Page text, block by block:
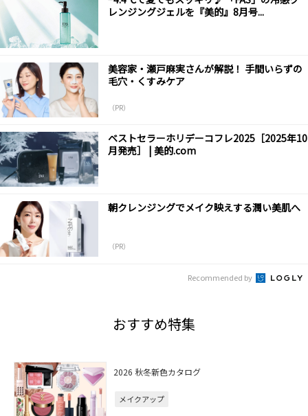
レンジングジェルを『美的』8月号...
美容家・瀬戸麻実さんが解説！ 手間いらずの
毛穴・くすみケア
（PR）
ベストセラーホリデーコフレ2025［2025年10
月発売］ | 美的.com
朝クレンジングでメイク映えする潤い美肌へ
（PR）
Recommended by
おすすめ特集
2026 秋冬新色カタログ
メイクアップ